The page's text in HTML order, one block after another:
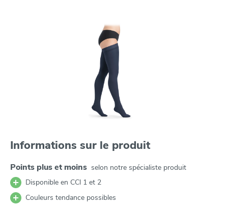
Informations sur le produit
Points plus et moins selon notre spécialiste produit
Disponible en CCl 1 et 2
Couleurs tendance possibles